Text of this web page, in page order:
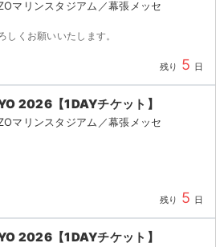
マリンスタジアム／幕張メッセ
くお願いいたします。
残り 5 日
2026【1DAYチケット】
マリンスタジアム／幕張メッセ
残り 5 日
2026【1DAYチケット】